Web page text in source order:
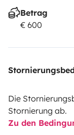
Betrag
€ 600
Die
Stornierung ab.
Zu den